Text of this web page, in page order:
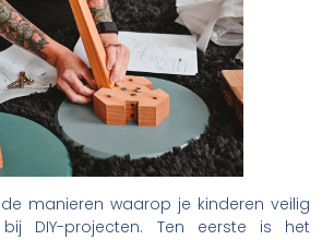
manieren waarop je kinderen veilig
DIY-projecten. Ten eerste is het